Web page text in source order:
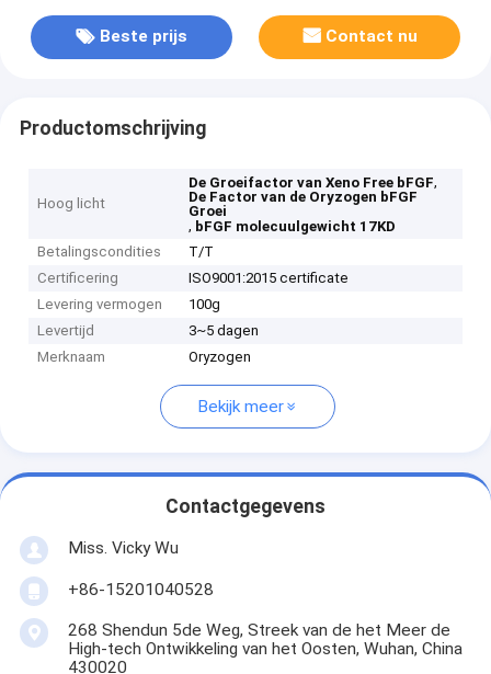
Beste prijs Contact nu
Productomschrijving
Hoog licht
De Groeifactor van Xeno Free bFGF,
De Factor van de Oryzogen bFGF
Groei
, bFGF molecuulgewicht 17KD
Betalingscondities
T/T
Certificering
ISO9001:2015 certificate
Levering vermogen
100g
Levertijd
3~5 dagen
Merknaam
Oryzogen
Bekijk meer
Contactgegevens
Miss. Vicky Wu
+86-15201040528
268 Shendun 5de Weg, Streek van de het Meer de
High-tech Ontwikkeling van het Oosten, Wuhan, China
430020